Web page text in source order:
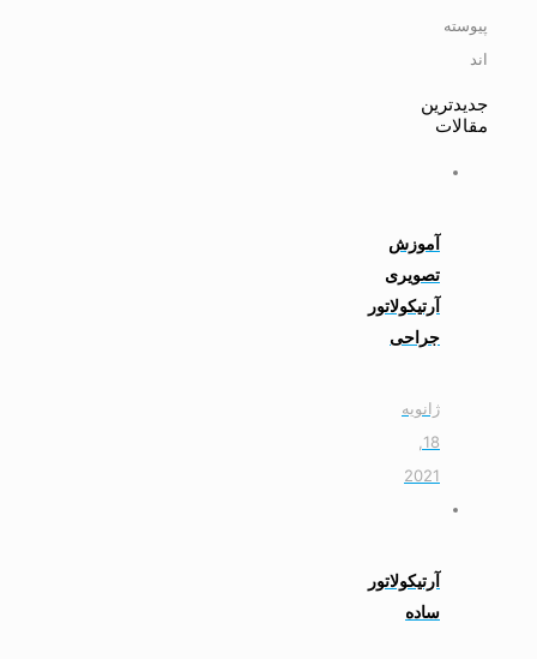
پیوسته
اند
جدیدترین
مقالات
آموزش
تصویری
آرتیکولاتور
جراحی
ژانویه
18,
2021
آرتیکولاتور
ساده